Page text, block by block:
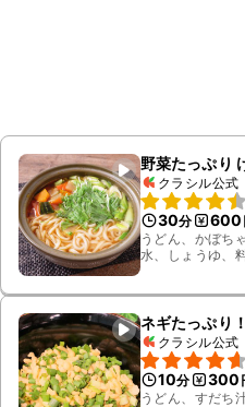
野菜たっぷり
クラシル公式
30分 600
うどん、かぼち
水、しょうゆ、
ネギたっぷり
クラシル公式
10分 300
うどん、すだち